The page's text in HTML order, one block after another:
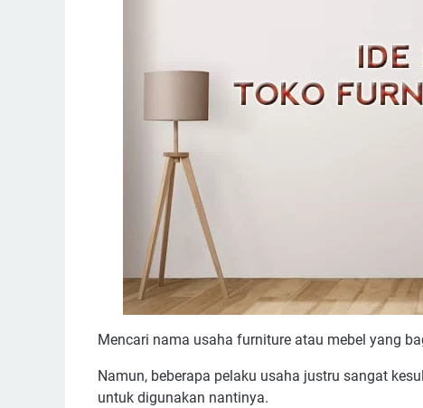
Mencari nama usaha furniture atau mebel yang
Namun, beberapa pelaku usaha justru sangat
untuk digunakan nantinya.